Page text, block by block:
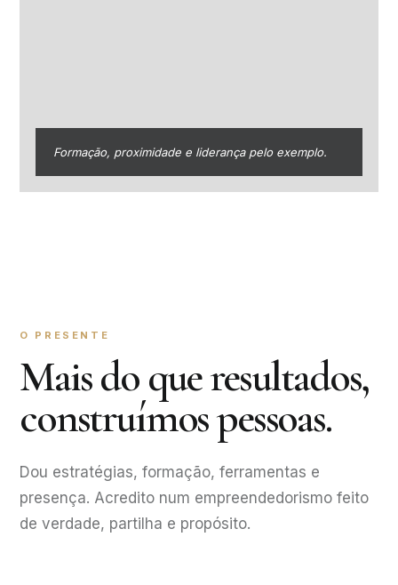
Formação, proximidade e liderança pelo exemplo.
O PRESENTE
Mais do que resultados,
construímos pessoas.
Dou estratégias, formação, ferramentas e
presença. Acredito num empreendedorismo feito
de verdade, partilha e propósito.